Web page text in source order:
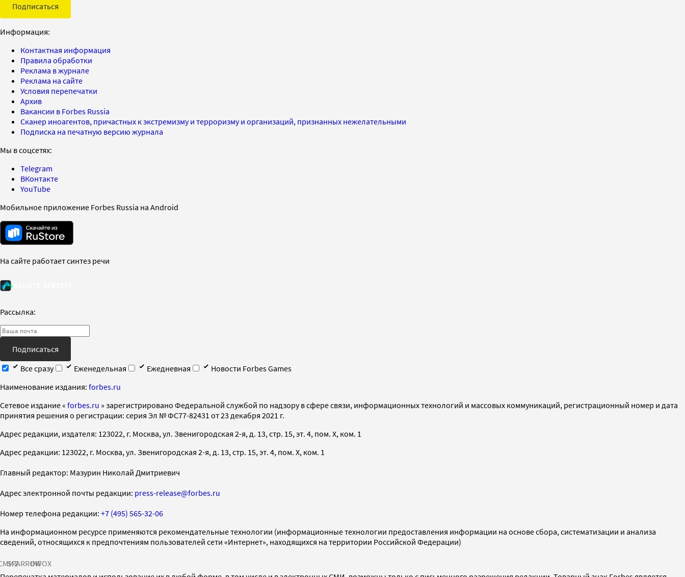
Подписаться
Информация:
Контактная информация
Правила обработки
Реклама в журнале
Реклама на сайте
Условия перепечатки
Архив
Вакансии в Forbes Russia
Сканер иноагентов, причастных к экстремизму и терроризму и организаций, признанных нежелательными
Подписка на печатную версию журнала
Мы в соцсетях:
Telegram
ВКонтакте
YouTube
Мобильное приложение Forbes Russia на Android
На сайте работает синтез речи
Рассылка:
Подписаться
Все сразу
Еженедельная Ежедневная
Новости Forbes Games
Наименование издания: forbes.ru
Cетевое издание « forbes.ru » зарегистрировано Федеральной службой по надзору в сфере связи, информационных технологий и массовых коммуникаций, регистрационный номер и дата
принятия решения о регистрации: серия Эл № ФС77-82431 от 23 декабря 2021 г.
Адрес редакции, издателя: 123022, г. Москва, ул. Звенигородская 2-я, д. 13, стр. 15, эт. 4, пом. X, ком. 1
Адрес редакции: 123022, г. Москва, ул. Звенигородская 2-я, д. 13, стр. 15, эт. 4, пом. X, ком. 1
Главный редактор: Мазурин Николай Дмитриевич
Адрес электронной почты редакции: press-release@forbes.ru
Номер телефона редакции: +7 (495) 565-32-06
На информационном ресурсе применяются рекомендательные технологии (информационные технологии предоставления информации на основе сбора, систематизации и анализа
сведений, относящихся к предпочтениям пользователей сети «Интернет», находящихся на территории Российской Федерации)
SPARROWINFOX